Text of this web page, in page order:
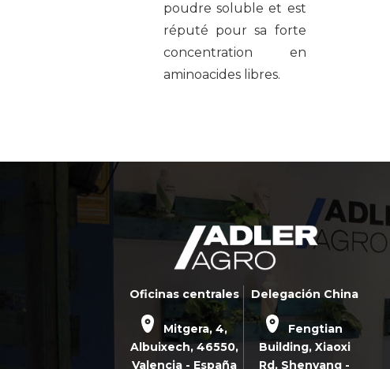
poudre soluble et est
réputé pour sa forte
concentration en
aminoacides libres.
Oficinas centrales
Mitgera, 4,
Albuixech,46550,
Valencia - España
Delegación China
Fengtian
Building, Xiaoxi
Rd, Shenyang -